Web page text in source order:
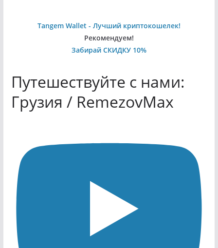
Tangem Wallet - Лучший криптокошелек!
Рекомендуем!
Забирай СКИДКУ 10%
Путешествуйте с нами:
Грузия / RemezovMax